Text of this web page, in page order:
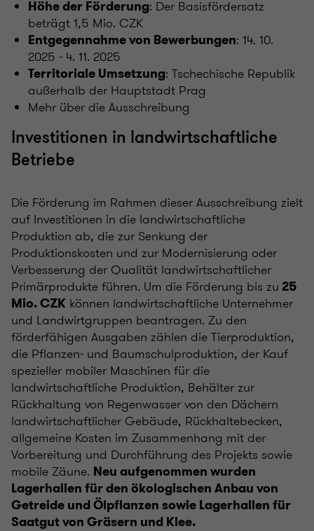
Höhe der Förderung: Der Basisfördersatz
beträgt 1,5 Mio. CZK
Entgegennahme von Bewerbungen: 14. 10.
2025 - 4. 11. 2025
Territoriale Umsetzung: Tschechische Republik
außerhalb der Hauptstadt Prag
Mehr über die Ausschreibung
Investitionen in landwirtschaftliche
Betriebe
Die Förderung im Rahmen dieser Ausschreibung zielt
auf Investitionen in die landwirtschaftliche
Produktion ab, die zur Senkung der
Produktionskosten und zur Modernisierung oder
Verbesserung der Qualität landwirtschaftlicher
Primärprodukte führen. Um die Förderung bis zu 25
Mio. CZK können landwirtschaftliche Unternehmer
und Landwirtgruppen beantragen. Zu den
förderfähigen Ausgaben zählen die Tierproduktion,
die Pflanzen- und Baumschulproduktion, der Kauf
spezieller mobiler Maschinen für die
landwirtschaftliche Produktion, Behälter zur
Rückhaltung von Regenwasser von den Dächern
landwirtschaftlicher Gebäude, Rückhaltebecken,
allgemeine Kosten im Zusammenhang mit der
Vorbereitung und Durchführung des Projekts sowie
mobile Zäune. Neu aufgenommen wurden
Lagerhallen für den ökologischen Anbau von
Getreide und Ölpflanzen sowie Lagerhallen für
Saatgut von Gräsern und Klee.